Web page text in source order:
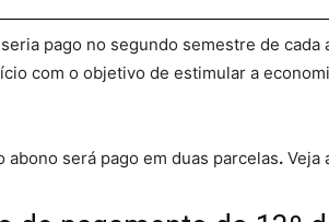
pago no segundo semestre de
com o objetivo de estimular a
abono será pago em duas parcelas. Veja